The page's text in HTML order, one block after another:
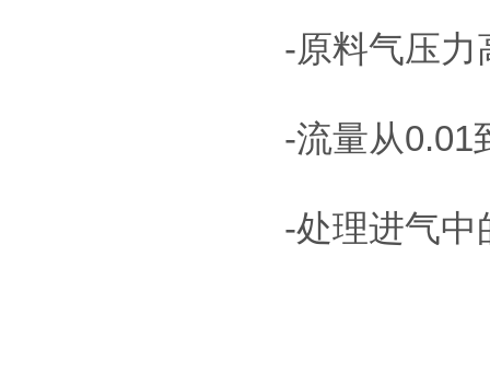
-原料气压力
-流量从0.01
-处理进气中